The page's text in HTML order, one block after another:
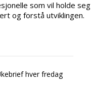
som vil holde seg
og forstå utviklingen.
hver fredag